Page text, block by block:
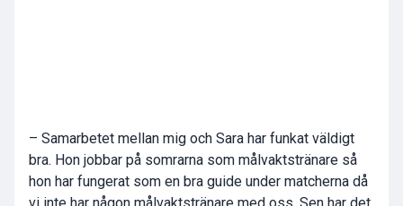
– Samarbetet mellan mig och Sara har funkat väldigt
bra. Hon jobbar på somrarna som målvaktstränare så
hon har fungerat som en bra guide under matcherna då